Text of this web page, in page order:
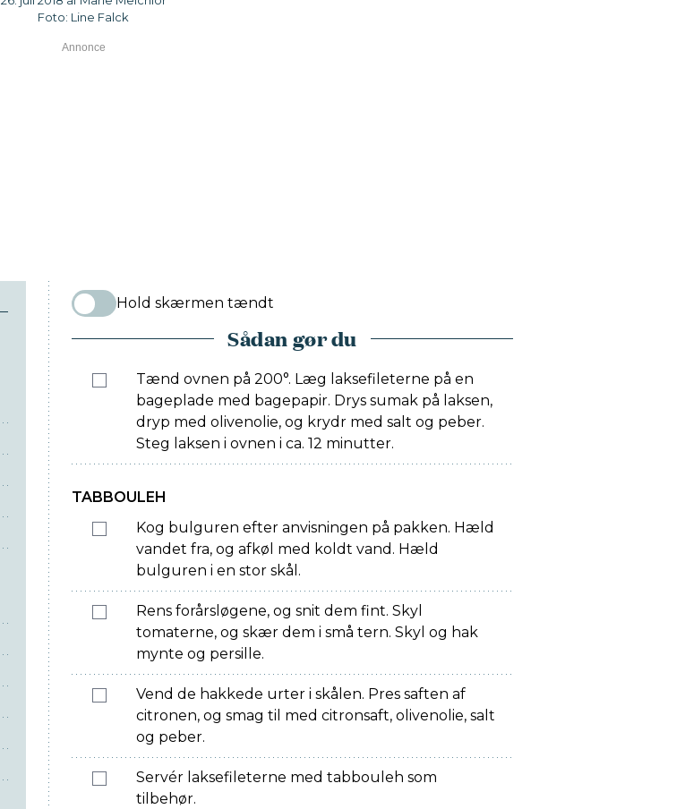
Foto: Line Falck
Hold skærmen tændt
Sådan gør du
Tænd ovnen på 200°. Læg laksefileterne på en
bageplade med bagepapir. Drys sumak på laksen,
dryp med olivenolie, og krydr med salt og peber.
Steg laksen i ovnen i ca. 12 minutter.
TABBOULEH
Kog bulguren efter anvisningen på pakken. Hæld
vandet fra, og afkøl med koldt vand. Hæld
bulguren i en stor skål.
Rens forårsløgene, og snit dem fint. Skyl
tomaterne, og skær dem i små tern. Skyl og hak
mynte og persille.
Vend de hakkede urter i skålen. Pres saften af
citronen, og smag til med citronsaft, olivenolie, salt
og peber.
Servér laksefileterne med tabbouleh som
tilbehør.